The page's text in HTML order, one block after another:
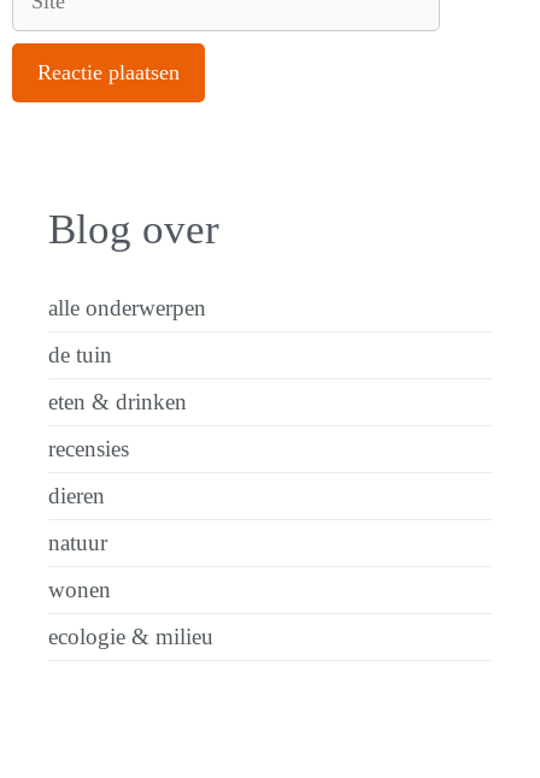
Blog over
alle onderwerpen
de tuin
eten & drinken
recensies
dieren
natuur
wonen
ecologie & milieu